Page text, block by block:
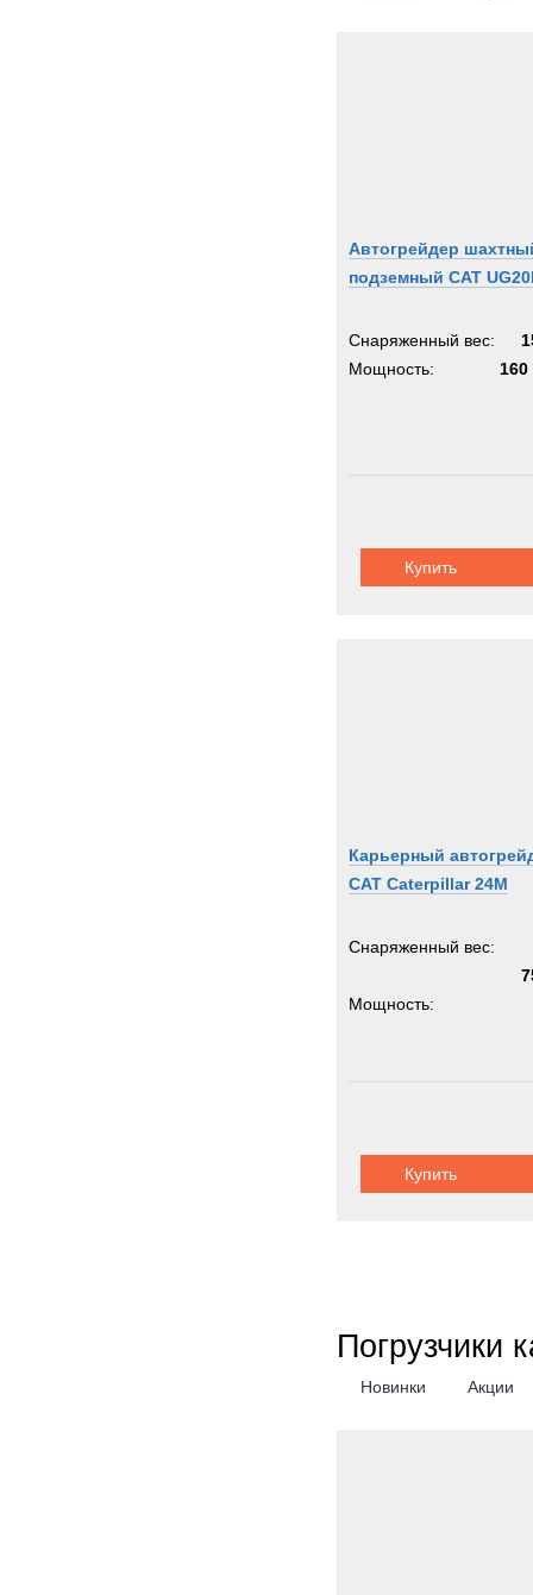
Автогрейдер
подземный CAT
Снаряженный вес:
Мощность:
160
Купить
Карьерный
CAT Caterpillar 24M
Снаряженный вес:
Мощность:
Купить
Погрузчики
Новинки Акции